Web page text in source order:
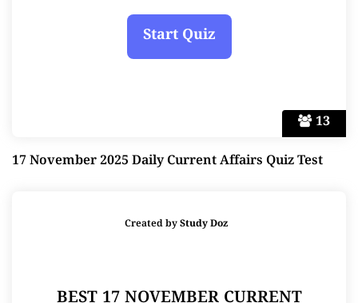
13
17 November 2025 Daily Current Affairs Quiz Test
Created byStudy Doz